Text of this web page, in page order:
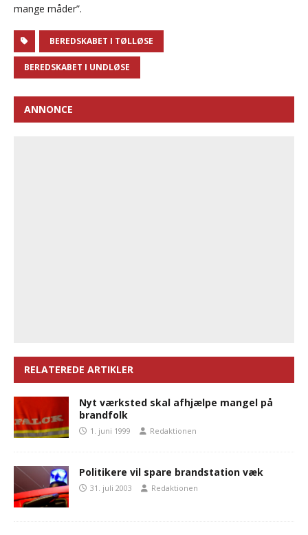
mange måder”.
BEREDSKABET I TØLLØSE
BEREDSKABET I UNDLØSE
ANNONCE
RELATEREDE ARTIKLER
Nyt værksted skal afhjælpe mangel på
brandfolk
1. juni 1999 Redaktionen
Politikere vil spare brandstation væk
31. juli 2003 Redaktionen